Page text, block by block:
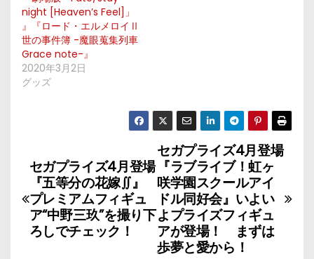
night [Heaven’s Feel]」
』『ロード・エルメロイⅡ
世の事件簿 -魔眼蒐集列車
Grace note-』
2020年3月2日
グッズ
投
稿
ナ
ビ
セガプライズ4月登場
『ラブライブ！虹ヶ
咲学園スクールアイ
ドル同好会』いよい
よプライズフィギュ
アが登場！ まずは
歩夢と愛から！
セガプライズ4月登場
『五等分の花嫁∬』
プレミアムフィギュ
ア“中野三玖”を撮り下
ろしでチェック！